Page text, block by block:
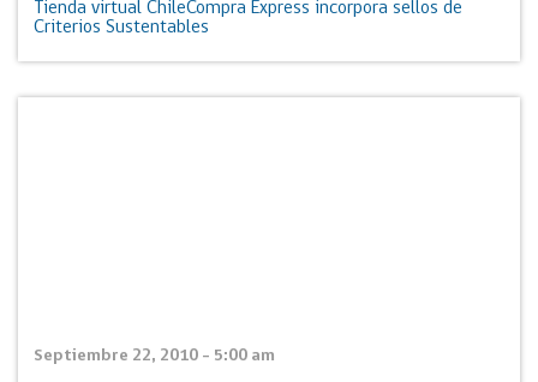
Tienda virtual ChileCompra Express incorpora sellos de
Criterios Sustentables
Septiembre 22, 2010 - 5:00 am